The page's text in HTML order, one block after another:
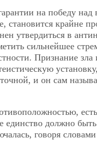
на победу
становится крайне
утвердиться в
сильнейшее
Признание зла
и он сам
единство должно быть
говоря